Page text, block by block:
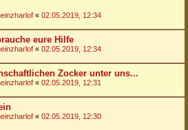
« 02.05.2019, 12:34
eure Hilfe
« 02.05.2019, 12:34
Zocker unter uns...
« 02.05.2019, 12:31
« 02.05.2019, 12:30